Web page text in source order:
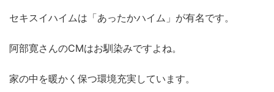
セキスイハイムは「あったかハイム」が有名です。
阿部寛さんのCMはお馴染みですよね。
家の中を暖かく保つ環境充実しています。